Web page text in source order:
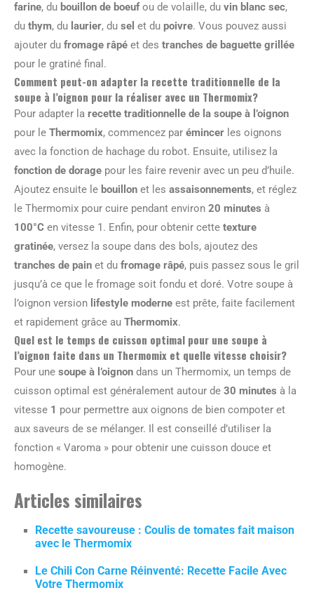
farine, du bouillon de boeufou de volaille, du vin blanc sec,
du thym, du laurier, du sel et du poivre. Vous pouvez aussi
ajouter du fromage râpé et des tranches de baguette grillée
pour le gratiné final.
Comment peut-on adapter la recette traditionnelle de la
soupe à l’oignon pour la réaliser avec un Thermomix?
Pour adapter la recette traditionnelle de la soupe à l’oignon
pour le Thermomix, commencez par émincer les oignons
avec la fonction de hachage du robot. Ensuite, utilisez la
fonction de dorage pour les faire revenir avec un peu d’huile.
Ajoutez ensuite le bouillon et les assaisonnements, et réglez
le Thermomix pour cuire pendant environ 20 minutes à
100°C en vitesse 1. Enfin, pour obtenir cette texture
gratinée, versez la soupe dans des bols, ajoutez des
tranches de pain et du fromage râpé, puis passez sous le gril
jusqu’à ce que le fromage soit fondu et doré. Votre soupe à
l’oignon version lifestyle moderne est prête, faite facilement
et rapidement grâce au Thermomix.
Quel est le temps de cuisson optimal pour une soupe à
l’oignon faite dans un Thermomix et quelle vitesse choisir?
Pour une soupe à l’oignon dans un Thermomix, un temps de
cuisson optimal est généralement autour de 30 minutes à la
vitesse 1 pour permettre aux oignons de bien compoter et
aux saveurs de se mélanger. Il est conseillé d’utiliser la
fonction « Varoma » pour obtenir une cuisson douce et
homogène.
Articles similaires
Recette savoureuse : Coulis de tomates fait maison
avec le Thermomix
Le Chili Con Carne Réinventé: Recette Facile Avec
Votre Thermomix